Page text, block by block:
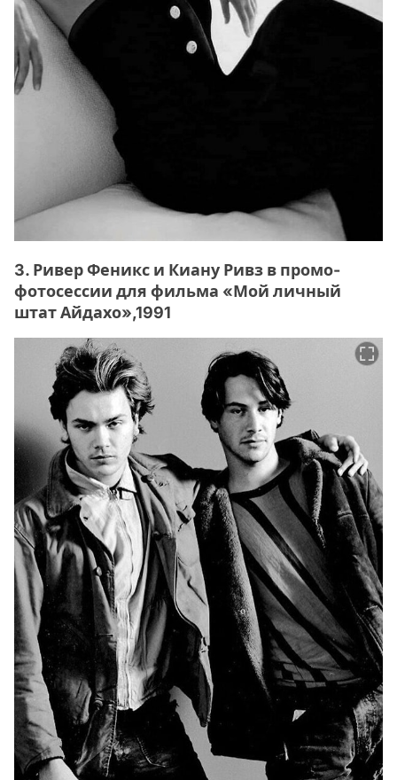
3. Ривер Феникс и Киану Ривз в промо-
фотосессии для фильма «Мой личный
штат Айдахо»,1991